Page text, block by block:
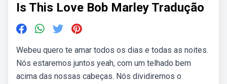
Is This Love Bob Marley Tradução
Webeu quero te amar todos os dias e todas as noites.
Nós estaremos juntos yeah, com um telhado bem
acima das nossas cabeças. Nós dividiremos o